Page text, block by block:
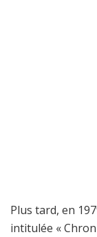
Plus tard, en
intitulée «